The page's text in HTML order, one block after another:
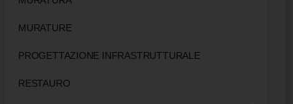
MURATURE
PROGETTAZIONE INFRASTRUTTURALE
RESTAURO